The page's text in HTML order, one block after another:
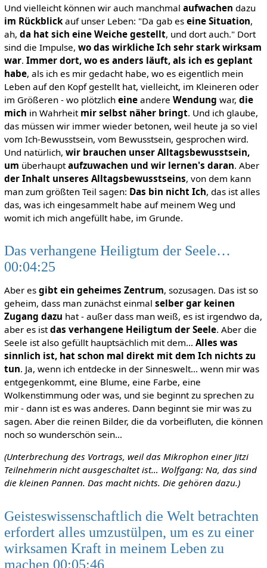
Und vielleicht können wir auch manchmal aufwachen dazu
im Rückblickauf unser Leben: "Da gab es eine Situation,
ah, da hat sich eine Weiche gestellt, und dort auch." Dort
sind die Impulse, wo das wirkliche Ich sehr stark wirksam
war. Immer dort, wo es anders läuft, als ich es geplant
habe, als ich es mir gedacht habe, wo es eigentlich mein
Leben auf den Kopf gestellt hat, vielleicht, im Kleineren oder
im Größeren - wo plötzlich eineandere Wendung war, die
mich in Wahrheit mir selbst näher bringt. Und ich glaube,
das müssen wir immer wieder betonen, weil heute ja so viel
vom Ich-Bewusstsein, vom Bewusstsein, gesprochen wird.
Und natürlich, wir brauchen unser Alltagsbewusstsein,
um überhauptaufzuwachen und wir lernen's daran. Aber
der Inhalt unseres Alltagsbewusstseins, von dem kann
man zum größten Teil sagen: Das bin nicht Ich, das ist alles
das, was ich eingesammelt habe auf meinem Weg und
womit ich mich angefüllt habe, im Grunde.
Das verhangene Heiligtum der Seele…
00:04:25
Aber es gibt ein geheimes Zentrum, sozusagen. Das ist so
geheim, dass man zunächst einmal selber gar keinen
Zugang dazu hat - außer dass man weiß, es ist irgendwo da,
aber es istdas verhangene Heiligtum der Seele. Aber die
Seele ist also gefüllt hauptsächlich mit dem… Alles was
sinnlich ist, hat schon mal direkt mit dem Ich nichts zu
tun. Ja, wenn ich entdecke in der Sinneswelt… wenn mir was
entgegenkommt, eine Blume, eine Farbe, eine
Wolkenstimmung oder was, und sie beginnt zu sprechen zu
mir - dann ist es was anderes. Dann beginnt sie mir was zu
sagen. Aber die reinen Bilder, die da vorbeifluten, die können
noch so wunderschön sein…
(Unterbrechung des Vortrags, weil das Mikrophon einer Jitzi
Teilnehmerin nicht ausgeschaltet ist… Wolfgang: Na, das sind
die kleinen Pannen. Das macht nichts. Die gehören dazu.)
Geisteswissenschaftlich die Welt betrachten
erfordert alles umzustülpen, um es zu einer
wirksamen Kraft in meinem Leben zu
machen 00:05:46